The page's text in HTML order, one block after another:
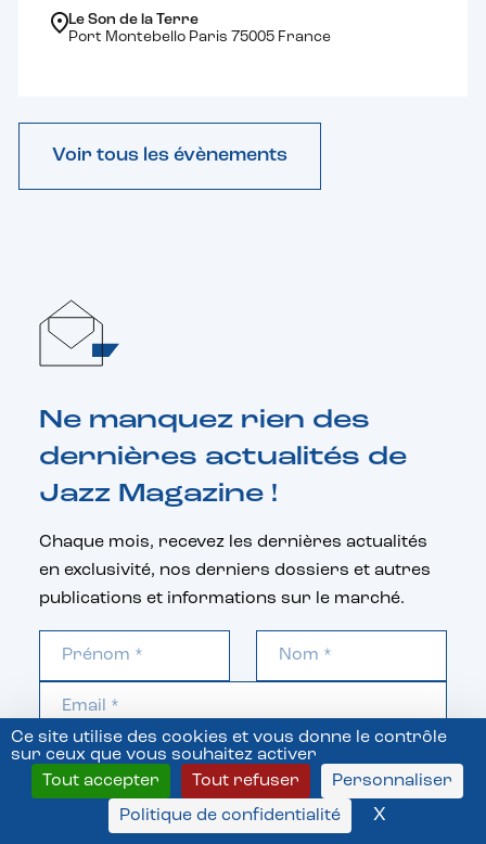
Ce site utilise des cookies et vous donne le contrôle
sur ceux que vous souhaitez activer
Tout accepter
Tout refuser
Personnaliser
Politique de confidentialité
X
Le Son de la Terre
Port Montebello Paris 75005 France
Voir tous les évènements
Ne manquez rien des
dernières actualités de
Jazz Magazine !
Chaque mois, recevez les dernières actualités
en exclusivité, nos derniers dossiers et autres
publications et informations sur le marché.
Je consens à ce que mon adresse email soit
utilisée afin de recevoir les newsletters de
S'inscrire